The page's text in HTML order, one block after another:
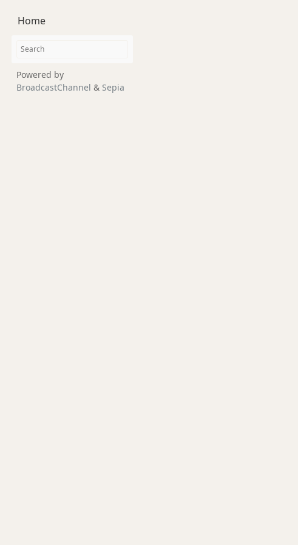
Home
Powered by
BroadcastChannel & Sepia